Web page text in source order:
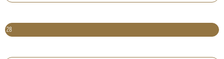
28